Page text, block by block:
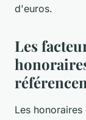
d'euros.
Les
Les